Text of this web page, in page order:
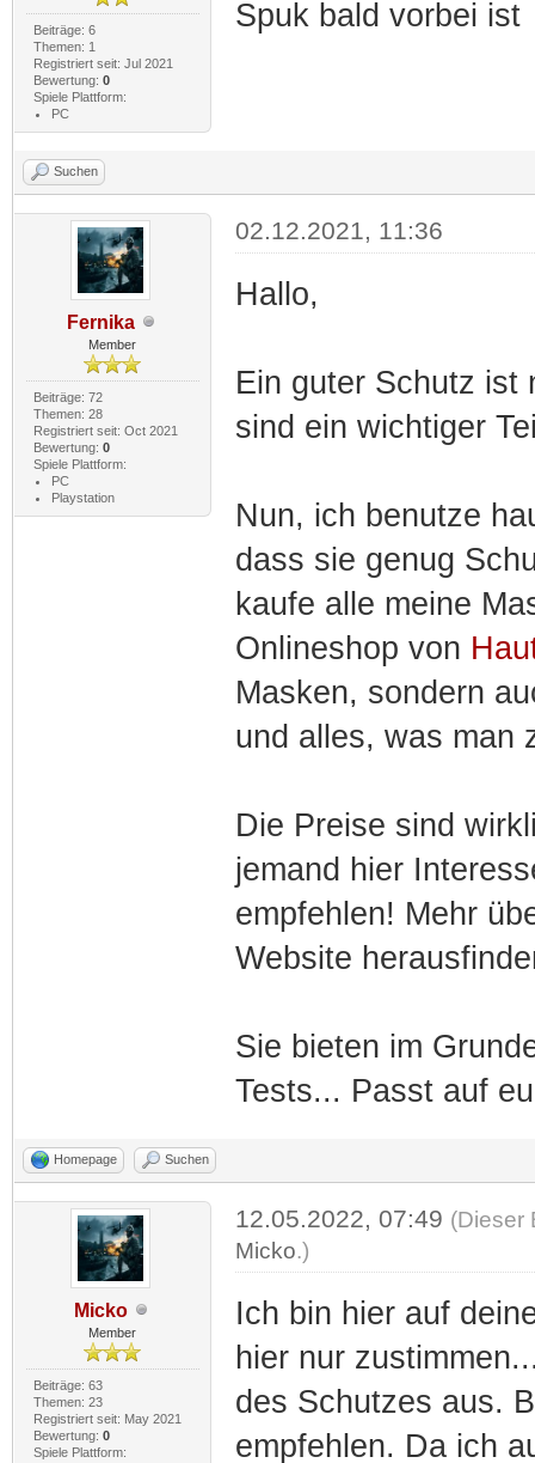
Beiträge: 6
Themen: 1
Registriert seit: Jul 2021
Bewertung: 0
Spiele Plattform:
PC
Spuk bald vorbei ist
Suchen
Fernika
Member
Beiträge: 72
Themen: 28
Registriert seit: Oct 2021
Bewertung: 0
Spiele Plattform:
PC
Playstation
02.12.2021, 11:36
Hallo,
Ein guter Schutz ist
sind ein wichtiger
Nun, ich benutze
dass sie genug
kaufe alle meine
Onlineshop von
Masken, sondern
und alles, was man
Die Preise sind
jemand hier
empfehlen! Mehr
Website
Sie bieten im
Tests... Passt auf
Homepage Suchen
Micko
Member
Beiträge: 63
Themen: 23
Registriert seit: May 2021
Bewertung: 0
Spiele Plattform:
12.05.2022, 07:49 (Dieser
Micko.)
Ich bin hier auf
hier nur
des Schutzes aus.
empfehlen. Da ich